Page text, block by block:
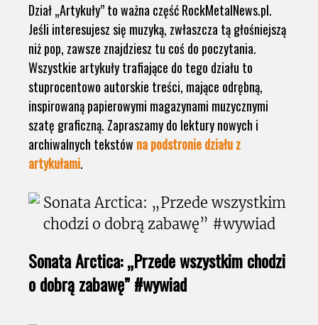
Dział „Artykuły” to ważna część RockMetalNews.pl.
Jeśli interesujesz się muzyką, zwłaszcza tą głośniejszą
niż pop, zawsze znajdziesz tu coś do poczytania.
Wszystkie artykuły trafiające do tego działu to
stuprocentowo autorskie treści, mające odrębną,
inspirowaną papierowymi magazynami muzycznymi
szatę graficzną. Zapraszamy do lektury nowych i
archiwalnych tekstów na podstronie działu z
artykułami.
Sonata Arctica: „Przede wszystkim chodzi
o dobrą zabawę” #wywiad